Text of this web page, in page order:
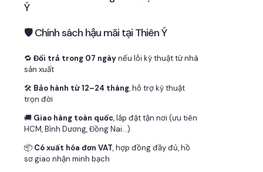
Ý
🛡 Chính sách hậu mãi tại Thiên Ý
🔁 Đổi trả trong 07 ngàynếu lỗi kỹ thuật từ nhà
sản xuất
🛠 Bảo hành từ 12–24 tháng, hỗ trợ kỹ thuật
trọn đời
🚚 Giao hàng toàn quốc, lắp đặt tận nơi (ưu tiên
HCM, Bình Dương, Đồng Nai…)
📦 Có xuất hóa đơn VAT, hợp đồng đầy đủ, hồ
sơ giao nhận minh bạch